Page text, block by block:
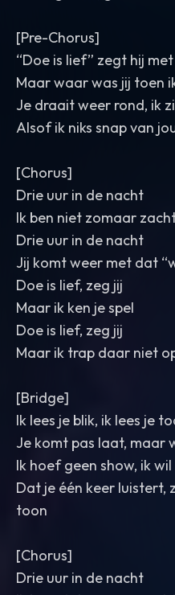
[Pre-Chorus]
“Doe is lief” zegt hij
Maar waar was jij toen
Je draait weer rond, ik
Alsof ik niks snap van
[Chorus]
Drie uur in de nacht
Ik ben niet zomaar
Drie uur in de nacht
Jij komt weer met dat
Doe is lief, zeg jij
Maar ik ken je spel
Doe is lief, zeg jij
Maar ik trap daar niet
[Bridge]
Ik lees je blik, ik lees je
Je komt pas laat, maar
Ik hoef geen show, ik
Dat je één keer luistert,
toon
[Chorus]
Drie uur in de nacht